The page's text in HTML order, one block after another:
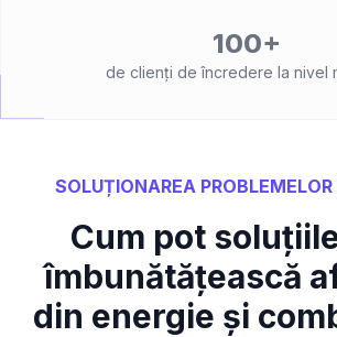
100+
de clienți de încredere la nivel
SOLUȚIONAREA PROBLEMELOR
Cum pot
îmbunătățească
din energie și